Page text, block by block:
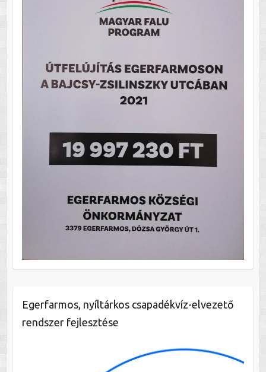
Egerfarmos, nyíltárkos csapadékvíz-elvezető
rendszer fejlesztése